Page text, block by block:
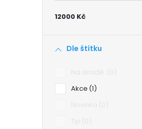
12000 Kč
Dle štítku
Akce 1